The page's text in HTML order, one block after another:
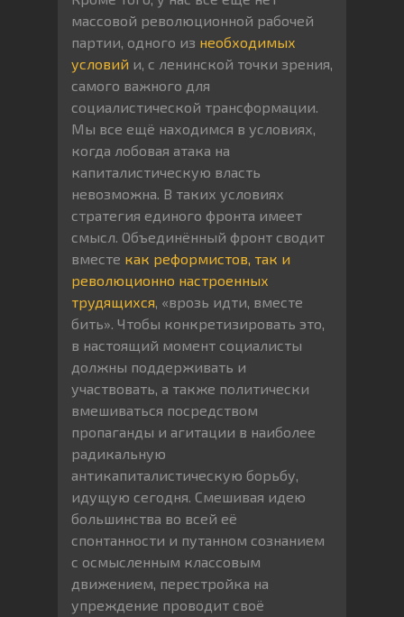
массовой революционной рабочей
партии, одного из необходимых
условий и, с ленинской точки зрения,
самого важного для
социалистической трансформации.
Мы все ещё находимся в условиях,
когда лобовая атака на
капиталистическую власть
невозможна. В таких условиях
стратегия единого фронта имеет
смысл. Объединённый фронт сводит
вместе как реформистов, так и
революционно настроенных
трудящихся, «врозь идти, вместе
бить». Чтобы конкретизировать это,
в настоящий момент социалисты
должны поддерживать и
участвовать, а также политически
вмешиваться посредством
пропаганды и агитации в наиболее
радикальную
антикапиталистическую борьбу,
идущую сегодня. Смешивая идею
большинства во всей её
спонтанности и путанном сознанием
с осмысленным классовым
движением, перестройка на
упреждение проводит своё